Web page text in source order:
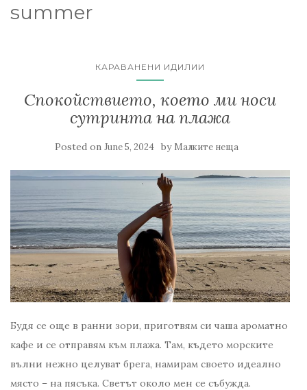
summer
КАРАВАНЕНИ ИДИЛИИ
Спокойствието, което ми носи
сутринта на плажа
Posted on June 5, 2024 by Малките неща
Будя се още в ранни зори, приготвям си чаша ароматно
кафе и се отправям към плажа. Там, където морските
вълни нежно целуват брега, намирам своето идеално
място – на пясъка. Светът около мен се събужда.